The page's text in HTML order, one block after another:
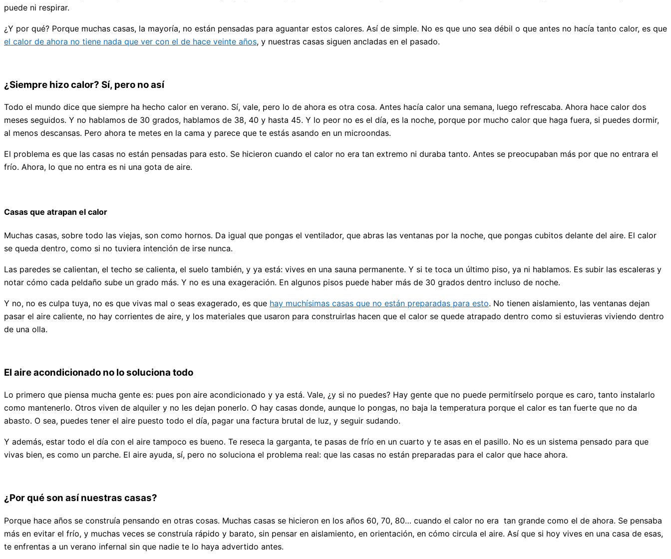
puede ni respirar.
¿Y por qué? Porque muchas casas, la mayoría, no están pensadas para aguantar estos calores. Así de simple. No es que uno sea débil o que antes no hacía tanto calor, es que
el calor de ahora no tiene nada que ver con el de hace veinte años, y nuestras casas siguen ancladas en el pasado.
¿Siempre hizo calor? Sí, pero no así
Todo el mundo dice que siempre ha hecho calor en verano. Sí, vale, pero lo de ahora es otra cosa. Antes hacía calor una semana, luego refrescaba. Ahora hace calor dos
meses seguidos. Y no hablamos de 30 grados, hablamos de 38, 40 y hasta 45. Y lo peor no es el día, es la noche, porque por mucho calor que haga fuera, si puedes dormir,
al menos descansas. Pero ahora te metes en la cama y parece que te estás asando en un microondas.
El problema es que las casas no están pensadas para esto. Se hicieron cuando el calor no era tan extremo ni duraba tanto. Antes se preocupaban más por que no entrara el
frío. Ahora, lo que no entra es ni una gota de aire.
Casas que atrapan el calor
Muchas casas, sobre todo las viejas, son como hornos. Da igual que pongas el ventilador, que abras las ventanas por la noche, que pongas cubitos delante del aire. El calor
se queda dentro, como si no tuviera intención de irse nunca.
Las paredes se calientan, el techo se calienta, el suelo también, y ya está: vives en una sauna permanente. Y si te toca un último piso, ya ni hablamos. Es subir las escaleras y
notar cómo cada peldaño sube un grado más. Y no es una exageración. En algunos pisos puede haber más de 30 grados dentro incluso de noche.
Y no, no es culpa tuya, no es que vivas mal o seas exagerado, es que hay muchísimas casas que no están preparadas para esto. No tienen aislamiento, las ventanas dejan
pasar el aire caliente, no hay corrientes de aire, y los materiales que usaron para construirlas hacen que el calor se quede atrapado dentro como si estuvieras viviendo dentro
de una olla.
El aire acondicionado no lo soluciona todo
Lo primero que piensa mucha gente es: pues pon aire acondicionado y ya está. Vale, ¿y si no puedes? Hay gente que no puede permitírselo porque es caro, tanto instalarlo
como mantenerlo. Otros viven de alquiler y no les dejan ponerlo. O hay casas donde, aunque lo pongas, no baja la temperatura porque el calor es tan fuerte que no da
abasto. O sea, puedes tener el aire puesto todo el día, pagar una factura brutal de luz, y seguir sudando.
Y además, estar todo el día con el aire tampoco es bueno. Te reseca la garganta, te pasas de frío en un cuarto y te asas en el pasillo. No es un sistema pensado para que
vivas bien, es como un parche. El aire ayuda, sí, pero no soluciona el problema real: que las casas no están preparadas para el calor que hace ahora.
¿Por qué son así nuestras casas?
Porque hace años se construía pensando en otras cosas. Muchas casas se hicieron en los años 60, 70, 80… cuando el calor no era tan grande como el de ahora. Se pensaba
más en evitar el frío, y muchas veces se construía rápido y barato, sin pensar en aislamiento, en orientación, en cómo circula el aire. Así que si hoy vives en una casa de esas,
te enfrentas a un verano infernal sin que nadie te lo haya advertido antes.